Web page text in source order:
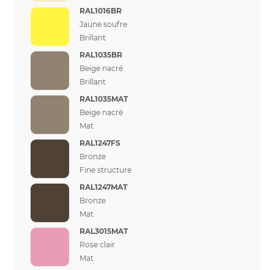
RAL1016BR
Jaune soufre
Brillant
RAL1035BR
Beige nacré
Brillant
RAL1035MAT
Beige nacré
Mat
RAL1247FS
Bronze
Fine structure
RAL1247MAT
Bronze
Mat
RAL3015MAT
Rose clair
Mat